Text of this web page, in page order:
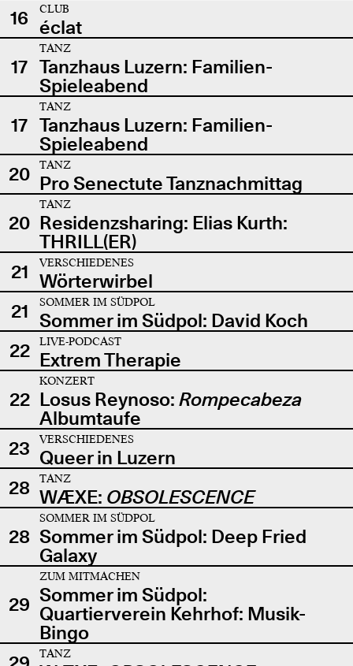
16
CLUB
éclat
17
TANZ
Tanzhaus Luzern: Familien-
Spieleabend
17
TANZ
Tanzhaus Luzern: Familien-
Spieleabend
20
TANZ
Pro Senectute Tanznachmittag
20
TANZ
Residenzsharing: Elias Kurth:
THRILL(ER)
21
VERSCHIEDENES
Wörterwirbel
21
SOMMER IM SÜDPOL
Sommer im Südpol: David Koch
22
LIVE-PODCAST
Extrem Therapie
22
KONZERT
Losus Reynoso: Rompecabeza
Albumtaufe
23
VERSCHIEDENES
Queer in Luzern
28
TANZ
WÆXE: OBSOLESCENCE
28
SOMMER IM SÜDPOL
Sommer im Südpol: Deep Fried
Galaxy
29
ZUM MITMACHEN
Sommer im Südpol:
Quartierverein Kehrhof: Musik-
Bingo
TANZ